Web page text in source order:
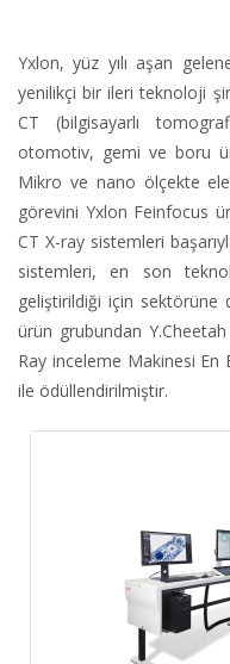
Yxlon, yüz yılı aşan
yenilikçi bir ileri teknoloji
CT (bilgisayarlı
otomotiv, gemi ve boru
Mikro ve nano ölçekte
görevini Yxlon Feinfocus
CT X-ray sistemleri
sistemleri, en son
geliştirildiği için sektörüne
ürün grubundan
Ray inceleme Makinesi En
ile ödüllendirilmiştir.